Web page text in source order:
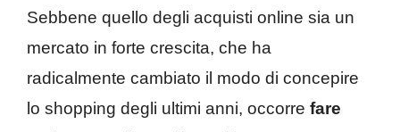
Sebbene quello degli acquisti online sia un
mercato in forte crescita, che ha
radicalmente cambiato il modo di concepire
lo shopping degli ultimi anni, occorre fare